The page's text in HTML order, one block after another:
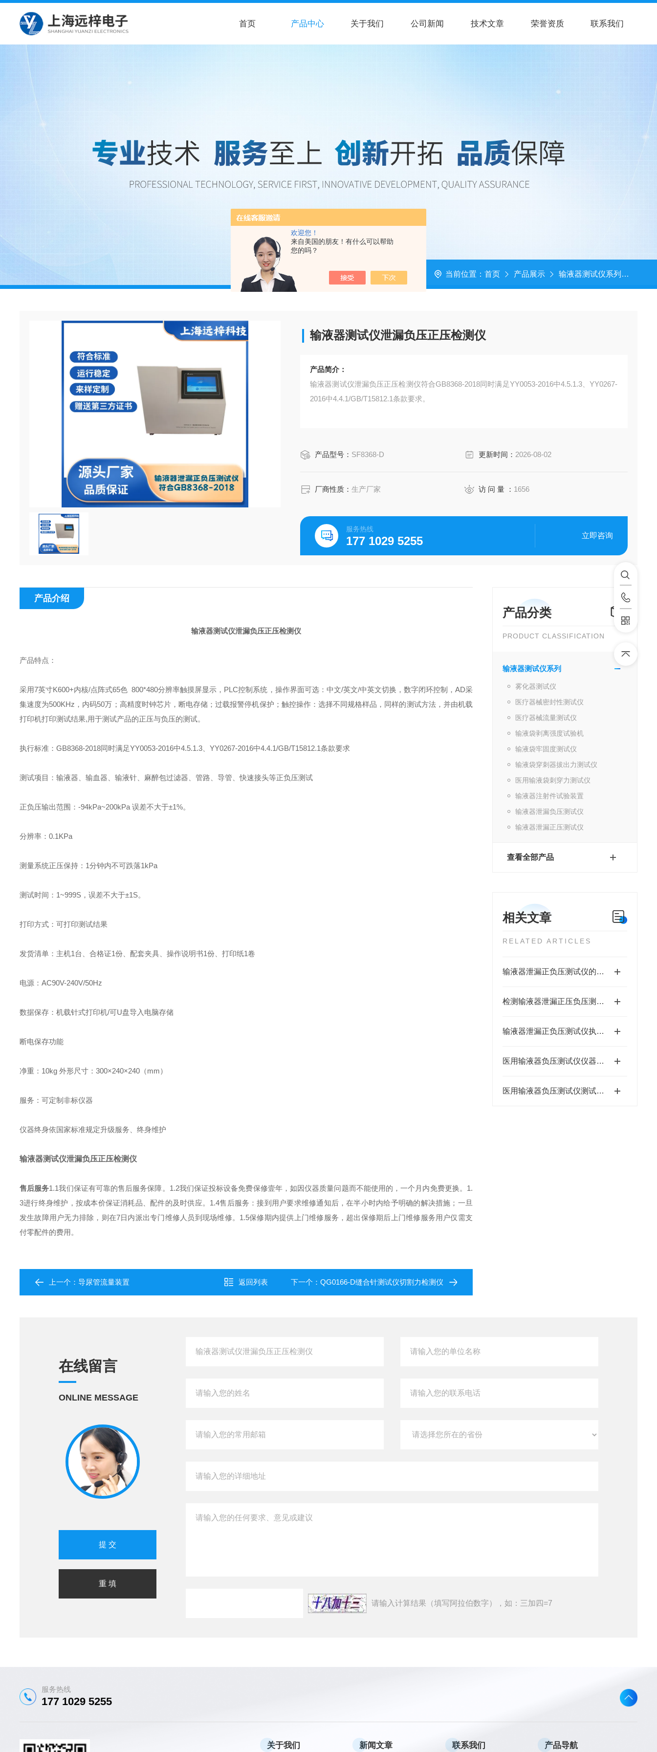
欢迎您！
来自美国的朋友！有什么可以帮助
您的吗？
首页 产品中心 关于我们 公司新闻 技术文章 荣誉资质 联系我们
当前位置： 首页 产品展示 输液器测试仪系列
输液器测试仪泄漏负压正压检测仪
产品简介：
输液器测试仪泄漏负压正压检测仪符合GB8368-2018同时满足YY0053-2016中4.5.1.3、YY0267-
2016中4.4.1/GB/T15812.1条款要求。
产品型号： SF8368-D 更新时间： 2026-08-02
厂商性质：生产厂家 访 问 量 ： 1656
服务热线
177 1029 5255 立即咨询
产品分类
PRODUCT CLASSIFICATION
输液器测试仪系列
雾化器测试仪
医疗器械密封性测试仪
医疗器械流量测试仪
输液袋剥离强度试验机
输液袋牢固度测试仪
输液袋穿刺器拔出力测试仪
医用输液袋刺穿力测试仪
输液器注射件试验装置
输液器泄漏负压测试仪
输液器泄漏正压测试仪
查看全部产品
相关文章
RELATED ARTICLES
输液器泄漏正负压测试仪的用途
检测输液器泄漏正压负压测试仪符合GB8368-2018标准
输液器泄漏正负压测试仪执行标准
医用输液器负压测试仪仪器操作方法
医用输液器负压测试仪测试步骤
产品介绍
输液器测试仪泄漏负压正压检测仪
产品特点：
采用7英寸K600+内核/点阵式65色 800*480分辨率触摸屏显示，PLC控制系统，操作界面可选：中文/英文/中英文切换，数字闭环控制，AD采
集速度为500KHz，内码50万；高精度时钟芯片，断电存储；过载报警停机保护；触控操作：选择不同规格样品，同样的测试方法，并由机载
打印机打印测试结果,用于测试产品的正压与负压的测试。
执行标准：GB8368-2018同时满足YY0053-2016中4.5.1.3、YY0267-2016中4.4.1/GB/T15812.1条款要求
测试项目：输液器、输血器、输液针、麻醉包过滤器、管路、导管、快速接头等正负压测试
正负压输出范围：-94kPa~200kPa 误差不大于±1%。
分辨率：0.1KPa
测量系统正压保持：1分钟内不可跌落1kPa
测试时间：1~999S，误差不大于±1S。
打印方式：可打印测试结果
发货清单：主机1台、合格证1份、配套夹具、操作说明书1份、打印纸1卷
电源：AC90V-240V/50Hz
数据保存：机载针式打印机/可U盘导入电脑存储
断电保存功能
净重：10kg 外形尺寸：300×240×240（mm）
服务：可定制非标仪器
仪器终身依国家标准规定升级服务、终身维护
输液器测试仪泄漏负压正压检测仪
售后服务1.1我们保证有可靠的售后服务保障。 1.2我们保证投标设备免费保修壹年，如因仪器质量问题而不能使用的，一个月内免费更换。 1.
3进行终身维护，按成本价保证消耗品、配件的及时供应。 1.4售后服务：接到用户要求维修通知后，在半小时内给予明确的解决措施；一旦
发生故障用户无力排除，则在7日内派出专门维修人员到现场维修。 1.5保修期内提供上门维修服务，超出保修期后上门维修服务用户仅需支
付零配件的费用。
上一个： 导尿管流量装置 返回列表 下一个： QG0166-D缝合针测试仪切割力检测仪
在线留言
ONLINE MESSAGE
请输入计算结果（填写阿拉伯数字），如：三加四=7
服务热线
177 1029 5255
关于我们 新闻文章 联系我们 产品导航